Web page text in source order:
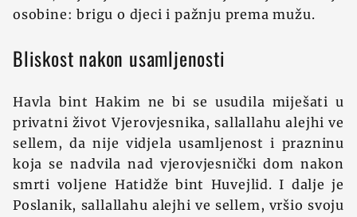
osobine: brigu o djeci i pažnju prema mužu.
Bliskost nakon usamljenosti
Havla bint Hakim ne bi se usudila miješati u
privatni život Vjerovjesnika, sallallahu alejhi ve
sellem, da nije vidjela usamljenost i prazninu
koja se nadvila nad vjerovjesnički dom nakon
smrti voljene Hatidže bint Huvejlid. I dalje je
Poslanik, sallallahu alejhi ve sellem, vršio svoju